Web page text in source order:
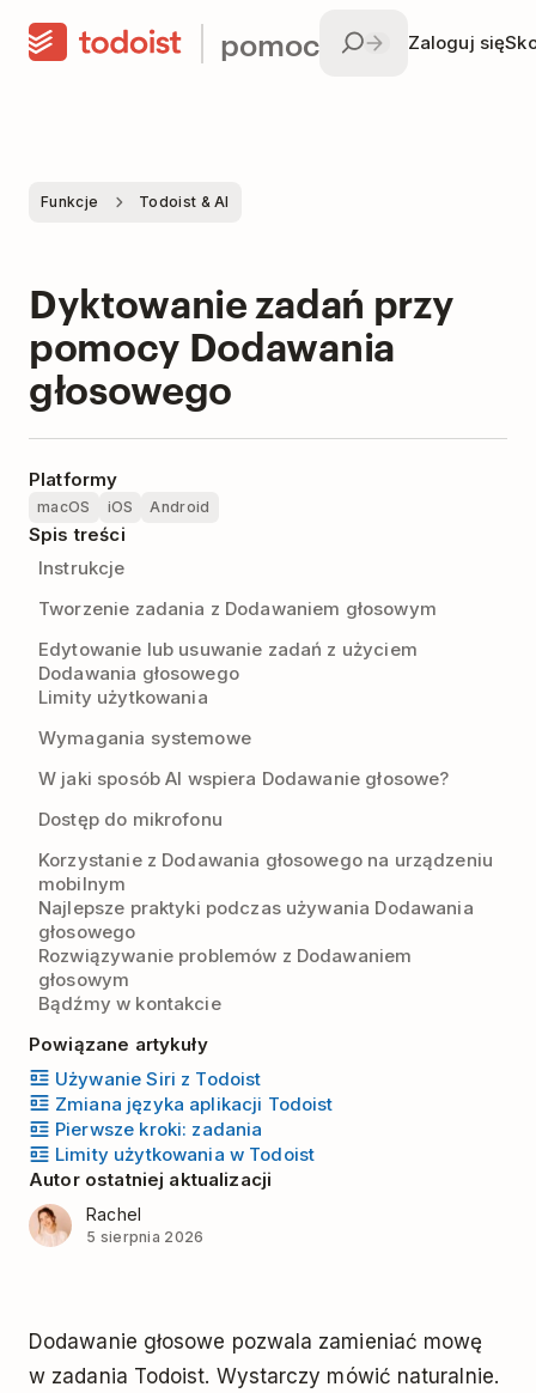
pomoc Zaloguj się
Funkcje Todoist & AI
Dyktowanie zadań przy
pomocy Dodawania
głosowego
Platformy
macOS iOS Android
Spis treści
Instrukcje
Tworzenie zadania z Dodawaniem głosowym
Edytowanie lub usuwanie zadań z użyciem
Dodawania głosowego
Limity użytkowania
Wymagania systemowe
W jaki sposób AI wspiera Dodawanie głosowe?
Dostęp do mikrofonu
Korzystanie z Dodawania głosowego na urządzeniu
mobilnym
Najlepsze praktyki podczas używania Dodawania
głosowego
Rozwiązywanie problemów z Dodawaniem
głosowym
Bądźmy w kontakcie
Powiązane artykuły
Używanie Siri z Todoist
Zmiana języka aplikacji Todoist
Pierwsze kroki: zadania
Limity użytkowania w Todoist
Autor ostatniej aktualizacji
Rachel
5 sierpnia 2026
Dodawanie głosowe pozwala zamieniać mowę
w zadania Todoist. Wystarczy mówić naturalnie.